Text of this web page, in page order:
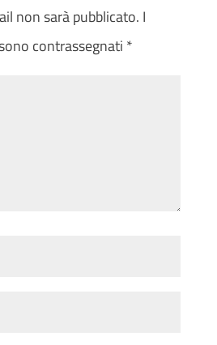
non sarà pubblicato. I
contrassegnati *